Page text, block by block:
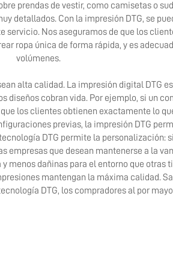
prendas de vestir, como camisetas o
detallados. Con la impresión DTG, se
Nos aseguramos de que los
ropa única de forma rápida, y es
volúmenes.
alta calidad. La impresión digital DTG
diseños cobran vida. Por ejemplo, si un
los clientes obtienen exactamente lo
previas, la impresión DTG
DTG permite la personalización:
que desean mantenerse a la
menos dañinas para el entorno que
mantengan la máxima calidad.
DTG, los compradores al por